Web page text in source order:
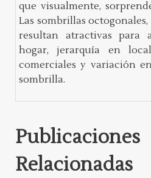
que visualmente,
Las sombrillas
resultan atractivas para
hogar, jerarquía en
comerciales y variación
sombrilla.
Publicaciones
Relacionadas